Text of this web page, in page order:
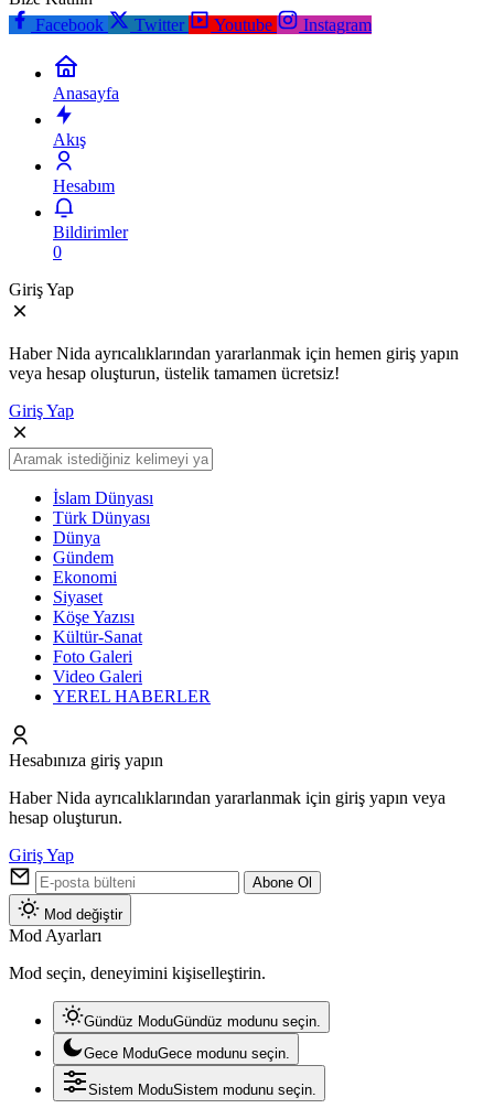
Facebook
Twitter Youtube Instagram
Anasayfa
Akış
Hesabım
Bildirimler
0
Giriş Yap
Haber Nida ayrıcalıklarından yararlanmak için hemen giriş yapın
veya hesap oluşturun, üstelik tamamen ücretsiz!
Giriş Yap
İslam Dünyası
Türk Dünyası
Dünya
Gündem
Ekonomi
Siyaset
Köşe Yazısı
Kültür-Sanat
Foto Galeri
Video Galeri
YEREL HABERLER
Hesabınıza giriş yapın
Haber Nida ayrıcalıklarından yararlanmak için giriş yapın veya
hesap oluşturun.
Giriş Yap
Abone Ol
Mod değiştir
Mod Ayarları
Mod seçin, deneyimini kişiselleştirin.
Gündüz ModuGündüz modunu seçin.
Gece ModuGece modunu seçin.
Sistem ModuSistem modunu seçin.